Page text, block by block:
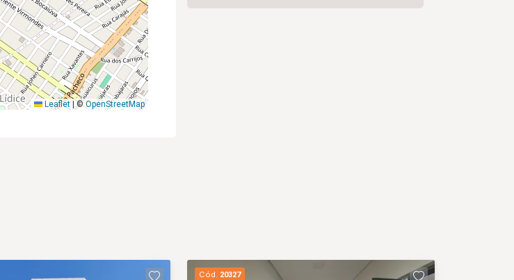
Leaflet |©OpenStreetMap
Cód. 20327